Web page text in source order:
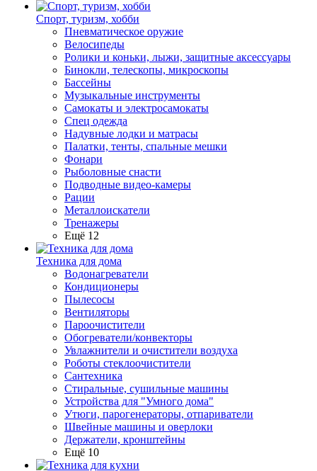
Спорт, туризм, хобби
Пневматическое оружие
Велосипеды
Ролики и коньки, лыжи, защитные аксессуары
Бинокли, телескопы, микроскопы
Бассейны
Музыкальные инструменты
Самокаты и электросамокаты
Спец одежда
Надувные лодки и матрасы
Палатки, тенты, спальные мешки
Фонари
Рыболовные снасти
Подводные видео-камеры
Рации
Металлоискатели
Тренажеры
Ещё 12
Техника для дома
Водонагреватели
Кондиционеры
Пылесосы
Вентиляторы
Пароочистители
Обогреватели/конвекторы
Увлажнители и очистители воздуха
Роботы стеклоочистители
Сантехника
Стиральные, сушильные машины
Устройства для "Умного дома"
Утюги, парогенераторы, отпариватели
Швейные машины и оверлоки
Держатели, кронштейны
Ещё 10